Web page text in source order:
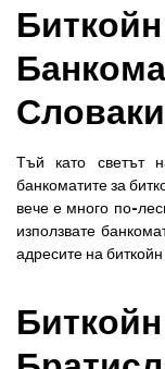
Тъй като светът
банкоматите за
вече е много по-
използвате
адресите на